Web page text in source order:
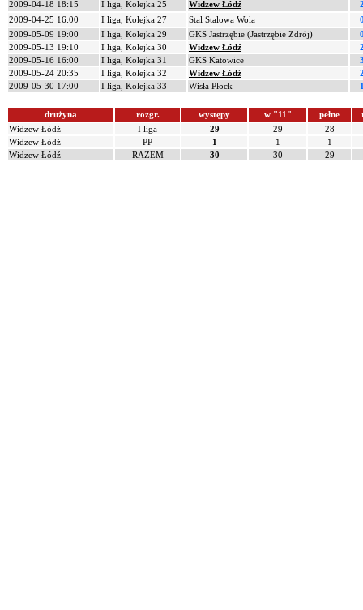
2009-04-18 18:15
I liga, Kolejka 25 Widzew Łódź
2009-04-25 16:00
I liga, Kolejka 27 Stal Stalowa Wola
2009-05-09 19:00
I liga, Kolejka 29 GKS Jastrzębie (Jastrzębie Zdrój)
2009-05-13 19:10
I liga, Kolejka 30 Widzew Łódź
2009-05-16 16:00
I liga, Kolejka 31 GKS Katowice
2009-05-24 20:35
I liga, Kolejka 32 Widzew Łódź
2009-05-30 17:00
I liga, Kolejka 33 Wisła Płock
drużyna rozgr. występy w "11" pełne
Widzew Łódź
I liga 29 29
28
Widzew Łódź
PP 1 1
1
Widzew Łódź
RAZEM 30 30 29